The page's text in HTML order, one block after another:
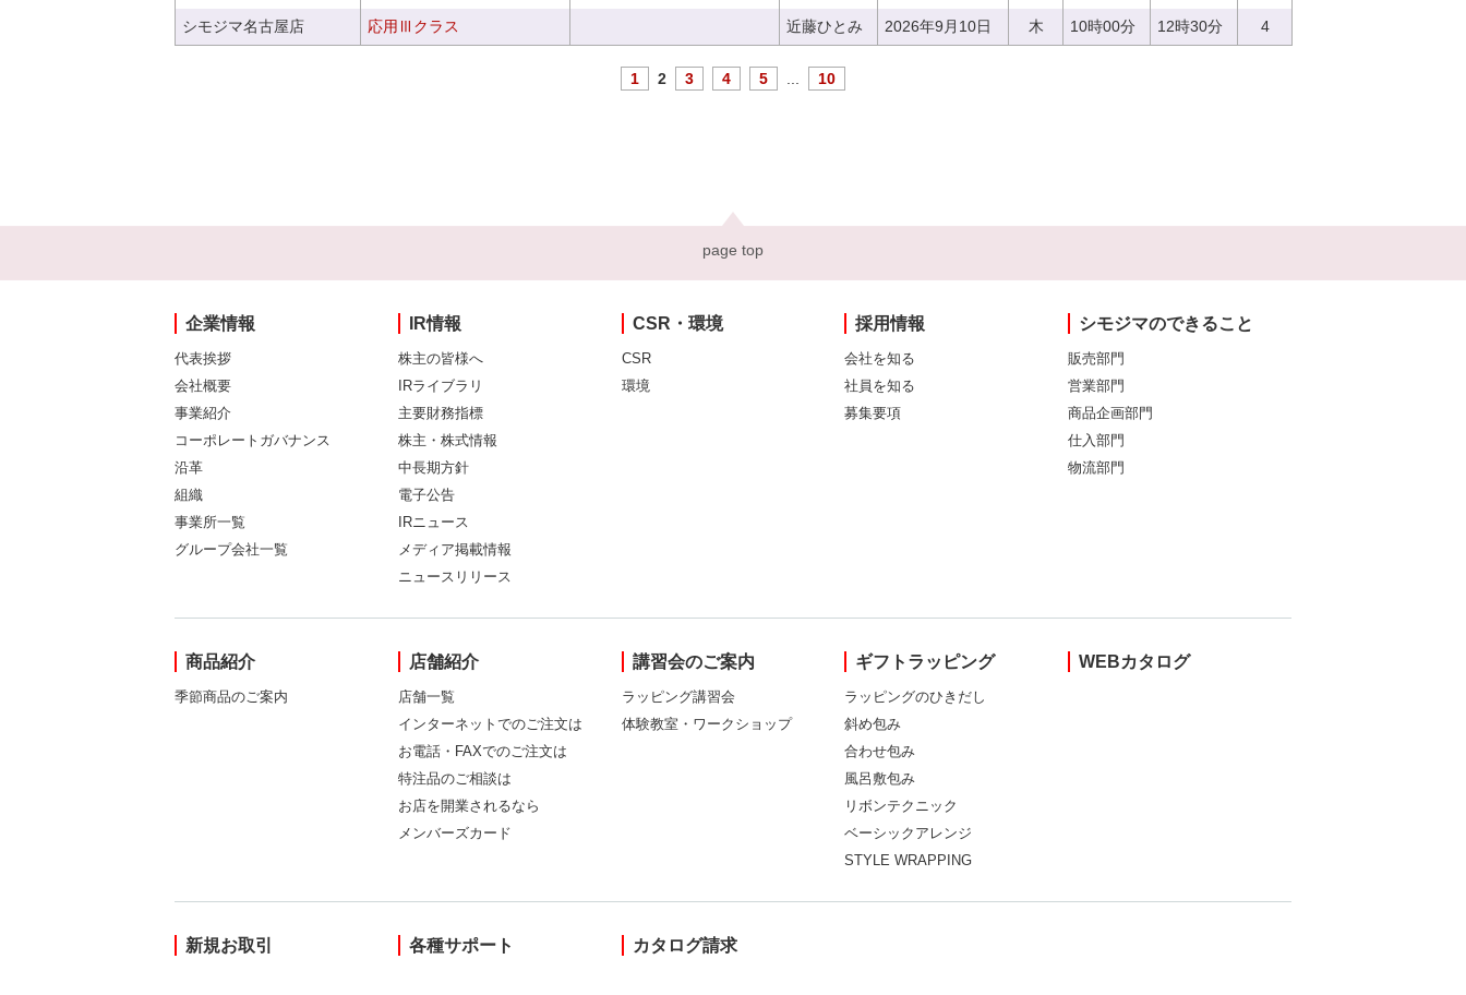
シモジマ名古屋店 応用Ⅲクラス 近藤ひとみ 2026年9月10日 木 10時00分 12時30分 4
1 2 3 4 5 10
page top
企業情報
代表挨拶
会社概要
事業紹介
コーポレートガバナンス
沿革
組織
事業所一覧
グループ会社一覧
IR情報
株主の皆様へ
IRライブラリ
主要財務指標
株主・株式情報
中長期方針
電子公告
IRニュース
メディア掲載情報
ニュースリリース
CSR・環境
CSR
環境
採用情報
会社を知る
社員を知る
募集要項
シモジマのできること
販売部門
営業部門
商品企画部門
仕入部門
物流部門
商品紹介
季節商品のご案内
店舗紹介
店舗一覧
インターネットでのご注文は
お電話・FAXでのご注文は
特注品のご相談は
お店を開業されるなら
メンバーズカード
講習会のご案内
ラッピング講習会
体験教室・ワークショップ
ギフトラッピング
ラッピングのひきだし
斜め包み
合わせ包み
風呂敷包み
リボンテクニック
ベーシックアレンジ
STYLE WRAPPING
WEBカタログ
新規お取引 各種サポート カタログ請求